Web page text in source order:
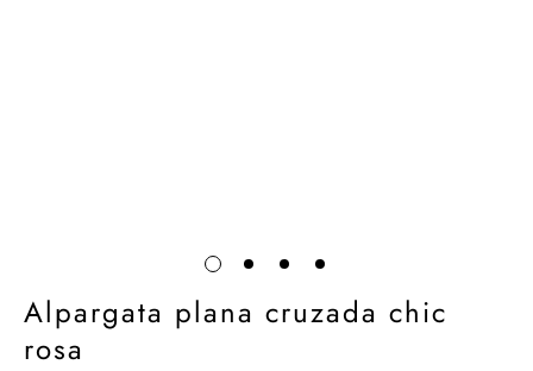
Alpargata plana cruzada chic
rosa